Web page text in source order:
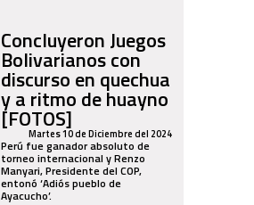
Concluyeron Juegos
Bolivarianos con
discurso en quechua
y a ritmo de huayno
[FOTOS]
Martes 10 de Diciembre del 2024
Perú fue ganador absoluto de
torneo internacional y Renzo
Manyari, Presidente del COP,
entonó ‘Adiós pueblo de
Ayacucho’.